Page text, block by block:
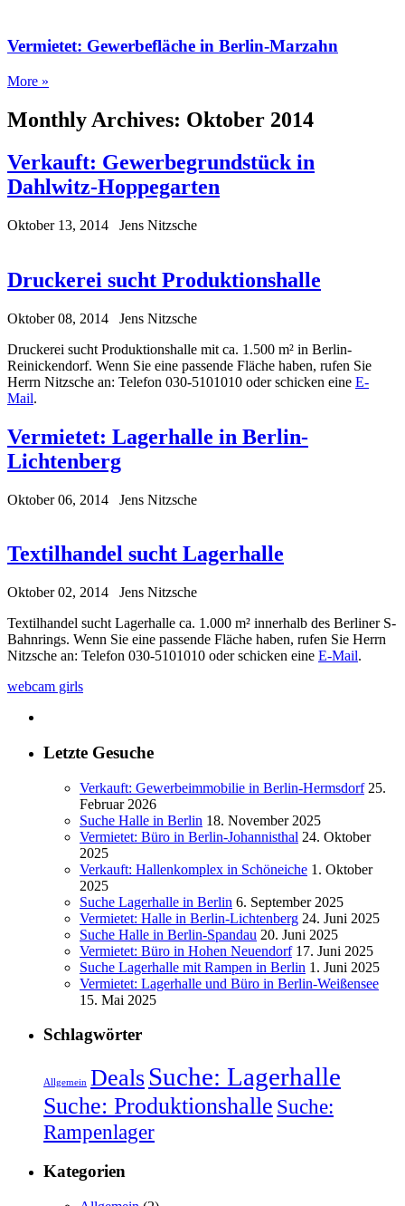
Vermietet: Gewerbefläche in Berlin-Marzahn
More »
Monthly Archives: Oktober 2014
Verkauft: Gewerbegrundstück in
Dahlwitz-Hoppegarten
Oktober 13, 2014 Jens Nitzsche
Druckerei sucht Produktionshalle
Oktober 08, 2014
Jens Nitzsche
Druckerei sucht Produktionshalle mit ca. 1.500 m² in Berlin-
Reinickendorf. Wenn Sie eine passende Fläche haben, rufen Sie
Herrn Nitzsche an: Telefon 030-5101010 oder schicken eine E-
Mail.
Vermietet: Lagerhalle in Berlin-
Lichtenberg
Oktober 06, 2014 Jens Nitzsche
Textilhandel sucht Lagerhalle
Oktober 02, 2014
Jens Nitzsche
Textilhandel sucht Lagerhalle ca. 1.000 m² innerhalb des Berliner S-
Bahnrings. Wenn Sie eine passende Fläche haben, rufen Sie Herrn
Nitzsche an: Telefon 030-5101010 oder schicken eine E-Mail.
webcam girls
Letzte Gesuche
Verkauft: Gewerbeimmobilie in Berlin-Hermsdorf 25.
Februar 2026
Suche Halle in Berlin 18. November 2025
Vermietet: Büro in Berlin-Johannisthal 24. Oktober
2025
Verkauft: Hallenkomplex in Schöneiche 1. Oktober
2025
Suche Lagerhalle in Berlin 6. September 2025
Vermietet: Halle in Berlin-Lichtenberg 24. Juni 2025
Suche Halle in Berlin-Spandau 20. Juni 2025
Vermietet: Büro in Hohen Neuendorf 17. Juni 2025
Suche Lagerhalle mit Rampen in Berlin 1. Juni 2025
Vermietet: Lagerhalle und Büro in Berlin-Weißensee
15. Mai 2025
Schlagwörter
Allgemein Deals Suche: Lagerhalle
Suche: Produktionshalle Suche:
Rampenlager
Kategorien